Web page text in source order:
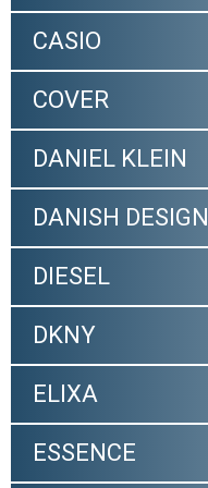
CASIO
COVER
DANIEL KLEIN
DANISH DESIGN
DIESEL
DKNY
ELIXA
ESSENCE